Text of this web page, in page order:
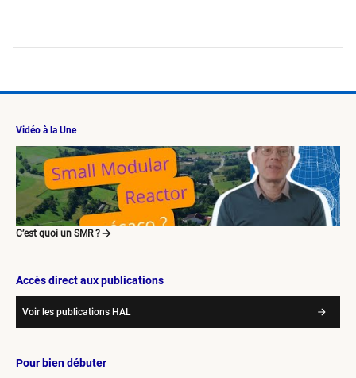
Vidéo à la Une
C’est quoi un SMR ?
Accès direct aux publications
Voir les publications HAL
Pour bien débuter